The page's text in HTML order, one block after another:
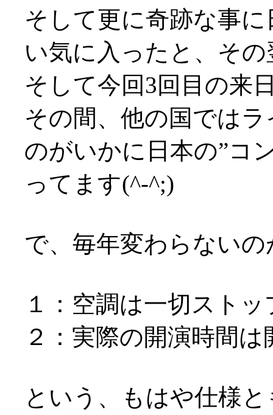
そして更に奇跡な事
い気に入ったと、そ
そして今回3回目の来
その間、他の国では
のがいかに日本の”コ
ってます(^-^;)
で、毎年変わらないの
１：空調は一切スト
２：実際の開演時間
という、もはや仕様